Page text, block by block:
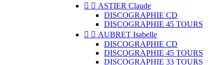
  ASTIER Claude
DISCOGRAPHIE CD
DISCOGRAPHIE 45 TOURS
  AUBRET Isabelle
DISCOGRAPHIE CD
DISCOGRAPHIE 45 TOURS
DISCOGRAPHIE 33 TOURS